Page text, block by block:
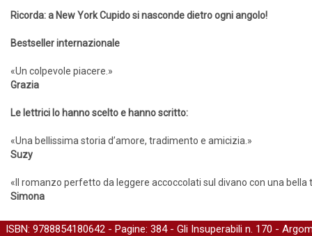
Ricorda: a New York Cupido si nasconde dietro ogni angolo!
Bestseller internazionale
«Un colpevole piacere.»
Grazia
Le lettrici lo hanno scelto e hanno scritto:
«Una bellissima storia d’amore, tradimento e amicizia.»
Suzy
«Il romanzo perfetto da leggere accoccolati sul divano con una bella
Simona
ISBN: 9788854180642 - Pagine: 384 - Gli Insuperabili n. 170 -